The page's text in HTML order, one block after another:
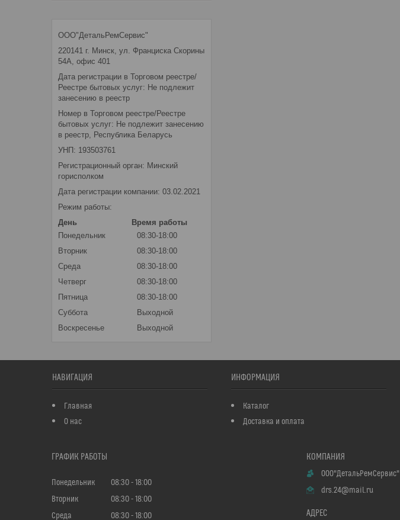
ООО"ДетальРемСервис"
220141 г. Минск, ул. Франциска Скорины
54А, офис 401
Дата регистрации в Торговом реестре/
Реестре бытовых услуг: Не подлежит
занесению в реестр
Номер в Торговом реестре/Реестре
бытовых услуг: Не подлежит занесению
в реестр, Республика Беларусь
УНП: 193503761
Регистрационный орган: Минский
горисполком
Дата регистрации компании: 03.02.2021
Режим работы:
День
Время работы
Понедельник
08:30-18:00
Вторник
08:30-18:00
Среда
08:30-18:00
Четверг
08:30-18:00
Пятница
08:30-18:00
Суббота
Выходной
Воскресенье
Выходной
НАВИГАЦИЯ
Главная
О нас
ИНФОРМАЦИЯ
Каталог
Доставка и оплата
ГРАФИК РАБОТЫ
Понедельник 08:30
18:00
Вторник
08:30
18:00
Среда
08:30 18:00
ООО"ДетальРемСервис"
drs.24@mail.ru